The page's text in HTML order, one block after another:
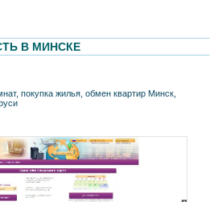
В МИНСКЕ
покупка жилья, обмен квартир Минск,